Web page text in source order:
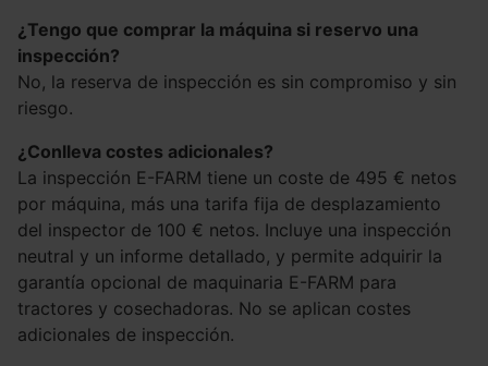
¿Tengo que comprar la máquina si reservo una
inspección?
No, la reserva de inspección es sin compromiso y sin
riesgo.
¿Conlleva costes adicionales?
La inspección E-FARM tiene un coste de 495 € netos
por máquina, más una tarifa fija de desplazamiento
del inspector de 100 € netos. Incluye una inspección
neutral y un informe detallado, y permite adquirir la
garantía opcional de maquinaria E-FARM para
tractores y cosechadoras. No se aplican costes
adicionales de inspección.